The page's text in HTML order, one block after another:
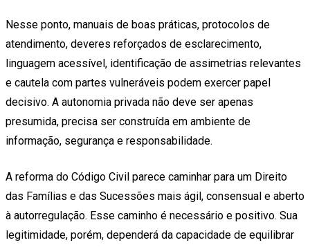
Nesse ponto, manuais de boas práticas, protocolos de
atendimento, deveres reforçados de esclarecimento,
linguagem acessível, identificação de assimetrias relevantes
e cautela com partes vulneráveis podem exercer papel
decisivo. A autonomia privada não deve ser apenas
presumida, precisa ser construída em ambiente de
informação, segurança e responsabilidade.
A reforma do Código Civil parece caminhar para um Direito
das Famílias e das Sucessões mais ágil, consensual e aberto
à autorregulação. Esse caminho é necessário e positivo. Sua
legitimidade, porém, dependerá da capacidade de equilibrar